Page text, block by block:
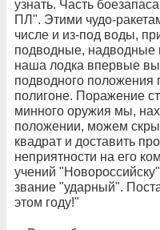
узнать. Часть
ПЛ". Этими чудо-
числе и из-под воды,
подводные, надводные
наша лодка впервые
подводного положения
полигоне. Поражение
минного оружия мы,
положении, можем
квадрат и доставить
неприятности на его
учений
звание "ударный".
этом году!"